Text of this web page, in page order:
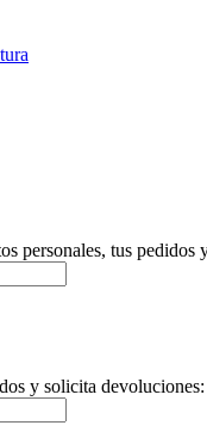
personales, tus pedidos
y solicita devoluciones: